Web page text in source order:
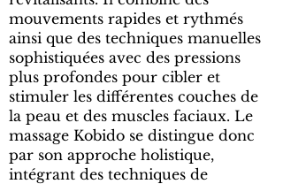
mouvements rapides et rythmés
ainsi que des techniques manuelles
sophistiquées avec des pressions
plus profondes pour cibler et
stimuler les différentes couches de
la peau et des muscles faciaux. Le
massage Kobido se distingue donc
par son approche holistique,
intégrant des techniques de